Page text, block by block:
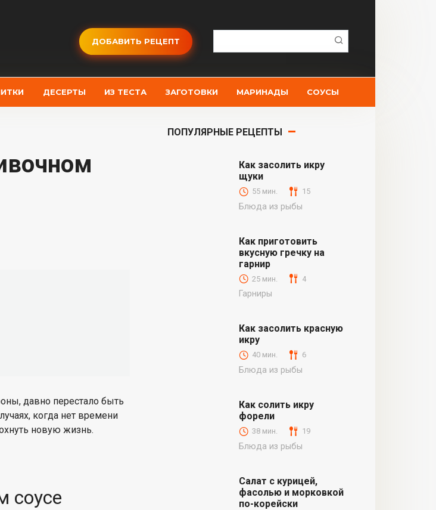
ДОБАВИТЬ РЕЦЕПТ
ДЕСЕРТЫ ИЗ ТЕСТА ЗАГОТОВКИ МАРИНАДЫ СОУСЫ
давно перестало быть
когда нет времени
новую жизнь.
соусе
ПОПУЛЯРНЫЕ РЕЦЕПТЫ
Как засолить икру
щуки
55 мин. 15
Блюда из рыбы
Как приготовить
вкусную гречку на
гарнир
25 мин. 4
Гарниры
Как засолить красную
икру
40 мин. 6
Блюда из рыбы
Как солить икру
форели
38 мин. 19
Блюда из рыбы
Салат с курицей,
фасолью и морковкой
по-корейски